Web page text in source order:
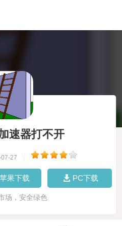
速器打不开
27
苹果下载 PC下载
场，安全绿色